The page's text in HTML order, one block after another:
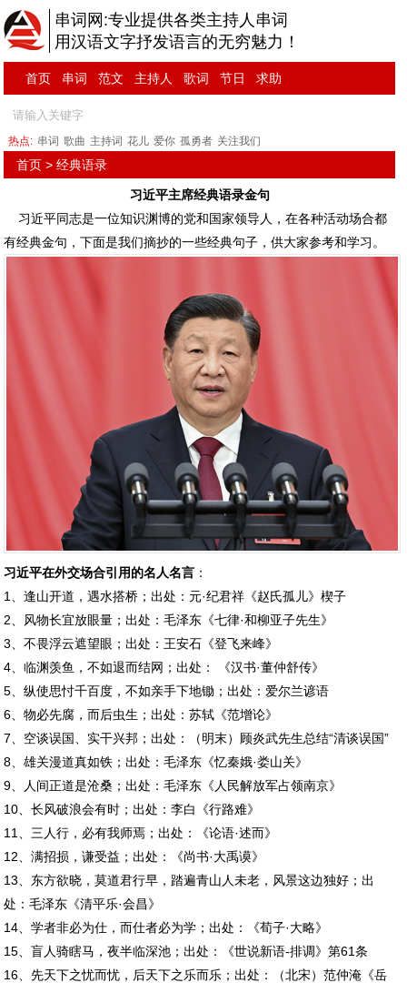
串词网:专业提供各类主持人串词
用汉语文字抒发语言的无穷魅力！
首页 串词 范文 主持人 歌词 节日 求助
热点: 串词 歌曲 主持词 花儿 爱你 孤勇者 关注我们
首页 >经典语录
习近平主席经典语录金句
习近平同志是一位知识渊博的党和国家领导人，在各种活动场合都
有经典金句，下面是我们摘抄的一些经典句子，供大家参考和学习。
习近平在外交场合引用的名人名言 ：
1、逢山开道，遇水搭桥；出处：元·纪君祥《赵氏孤儿》楔子
2、风物长宜放眼量；出处：毛泽东《七律·和柳亚子先生》
3、不畏浮云遮望眼；出处：王安石《登飞来峰》
4、临渊羡鱼，不如退而结网；出处： 《汉书·董仲舒传》
5、纵使思忖千百度，不如亲手下地锄；出处：爱尔兰谚语
6、物必先腐，而后虫生；出处：苏轼《范增论》
7、空谈误国、实干兴邦；出处：（明末）顾炎武先生总结“清谈误国”
8、雄关漫道真如铁；出处：毛泽东《忆秦娥·娄山关》
9、人间正道是沧桑；出处：毛泽东《人民解放军占领南京》
10、长风破浪会有时；出处：李白《行路难》
11、三人行，必有我师焉；出处：《论语·述而》
12、满招损，谦受益；出处：《尚书·大禹谟》
13、东方欲晓，莫道君行早，踏遍青山人未老，风景这边独好；出
处：毛泽东《清平乐·会昌》
14、学者非必为仕，而仕者必为学；出处：《荀子·大略》
15、盲人骑瞎马，夜半临深池；出处：《世说新语-排调》第61条
16、先天下之忧而忧，后天下之乐而乐；出处：（北宋）范仲淹《岳